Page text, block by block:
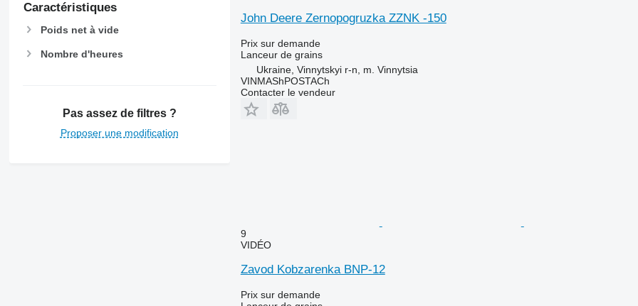
Caractéristiques
Poids net à vide
Nombre d'heures
Pas assez de filtres ?
Proposer une modification
John Deere Zernopogruzka ZZNK -150
Prix sur demande
Lanceur de grains
Ukraine, Vinnytskyi r-n, m. Vinnytsia
VINMAShPOSTACh
Contacter le vendeur
9
VIDÉO
Zavod Kobzarenka BNP-12
Prix sur demande